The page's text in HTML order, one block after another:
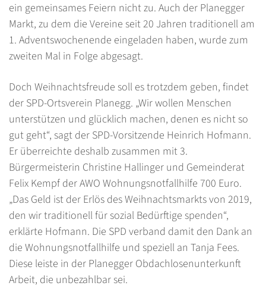
ein gemeinsames Feiern nicht zu. Auch der Planegger
Markt, zu dem die Vereine seit 20 Jahren traditionell am
1. Adventswochenende eingeladen haben, wurde zum
zweiten Mal in Folge abgesagt.
Doch Weihnachtsfreude soll es trotzdem geben, findet
der SPD-Ortsverein Planegg. „Wir wollen Menschen
unterstützen und glücklich machen, denen es nicht so
gut geht“, sagt der SPD-Vorsitzende Heinrich Hofmann.
Er überreichte deshalb zusammen mit 3.
Bürgermeisterin Christine Hallinger und Gemeinderat
Felix Kempf der AWO Wohnungsnotfallhilfe 700 Euro.
„Das Geld ist der Erlös des Weihnachtsmarkts von 2019,
den wir traditionell für sozial Bedürftige spenden“,
erklärte Hofmann. Die SPD verband damit den Dank an
die Wohnungsnotfallhilfe und speziell an Tanja Fees.
Diese leiste in der Planegger Obdachlosenunterkunft
Arbeit, die unbezahlbar sei.